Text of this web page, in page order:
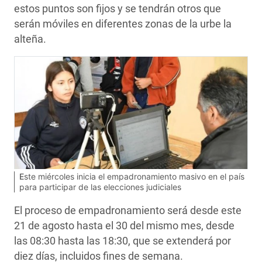
estos puntos son fijos y se tendrán otros que
serán móviles en diferentes zonas de la urbe la
alteña.
Este miércoles inicia el empadronamiento masivo en el país
para participar de las elecciones judiciales
El proceso de empadronamiento será desde este
21 de agosto hasta el 30 del mismo mes, desde
las 08:30 hasta las 18:30, que se extenderá por
diez días, incluidos fines de semana.